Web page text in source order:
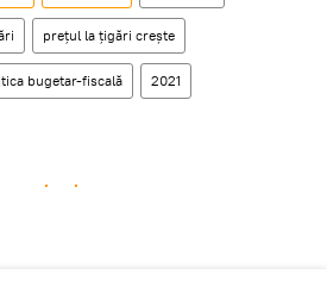
prețul la țigări crește
bugetar-fiscală 2021